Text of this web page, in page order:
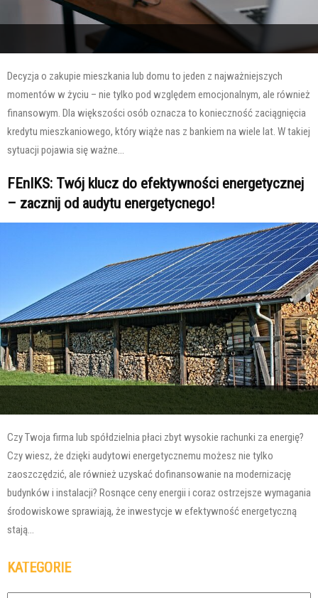
Decyzja o zakupie mieszkania lub domu to jeden z najważniejszych
momentów w życiu – nie tylko pod względem emocjonalnym, ale również
finansowym. Dla większości osób oznacza to konieczność zaciągnięcia
kredytu mieszkaniowego, który wiąże nas z bankiem na wiele lat. W takiej
sytuacji pojawia się ważne...
FEnIKS: Twój klucz do efektywności energetycznej
– zacznij od audytu energetycnego!
Czy Twoja firma lub spółdzielnia płaci zbyt wysokie rachunki za energię?
Czy wiesz, że dzięki audytowi energetycznemu możesz nie tylko
zaoszczędzić, ale również uzyskać dofinansowanie na modernizację
budynków i instalacji? Rosnące ceny energii i coraz ostrzejsze wymagania
środowiskowe sprawiają, że inwestycje w efektywność energetyczną
stają...
KATEGORIE
Kategorie